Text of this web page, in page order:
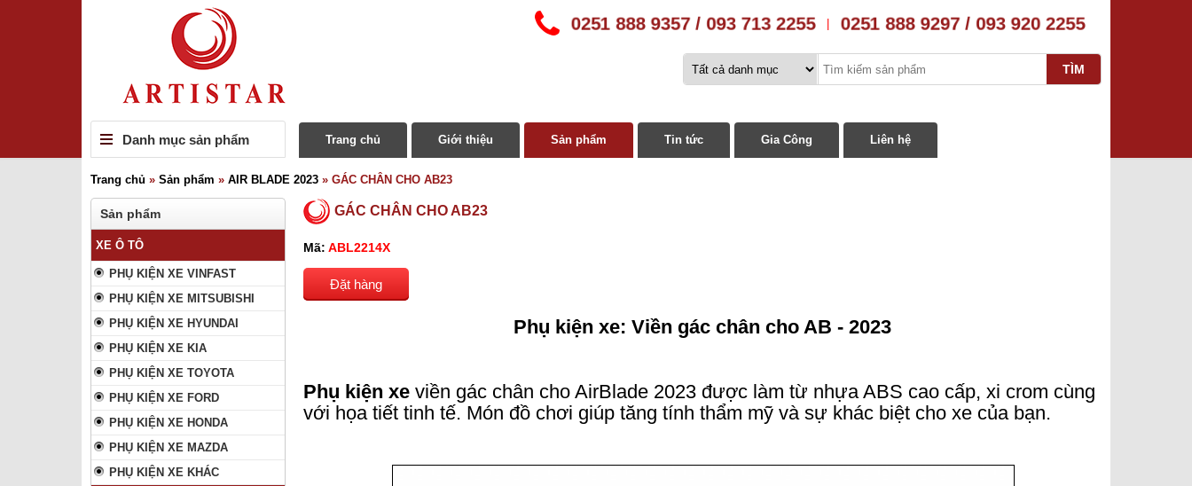
0251 888 9357 / 093 713 2255 0251 888 9297 / 093 920 2255
Danh mục sản phẩm Trang chủ Giới thiệu Sản phẩm Tin tức Gia Công Liên hệ
Trang chủ » Sản phẩm » AIR BLADE 2023 » GÁC CHÂN CHO AB23
Sản phẩm
XE Ô TÔ
PHỤ KIỆN XE VINFAST
PHỤ KIỆN XE MITSUBISHI
PHỤ KIỆN XE HYUNDAI
PHỤ KIỆN XE KIA
PHỤ KIỆN XE TOYOTA
PHỤ KIỆN XE FORD
PHỤ KIỆN XE HONDA
PHỤ KIỆN XE MAZDA
PHỤ KIỆN XE KHÁC
GÁC CHÂN CHO AB23
Mã: ABL2214X
Đặt hàng
Phụ kiện xe: Viền gác chân cho AB - 2023
Phụ kiện xe viền gác chân cho AirBlade 2023 được làm từ nhựa ABS cao cấp, xi crom cùng
với họa tiết tinh tế. Món đồ chơi giúp tăng tính thẩm mỹ và sự khác biệt cho xe của bạn.